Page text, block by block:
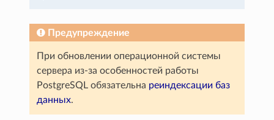
Предупреждение
При обновлении операционной системы
сервера из-за особенностей работы
PostgreSQL обязательна реиндексации баз
данных.